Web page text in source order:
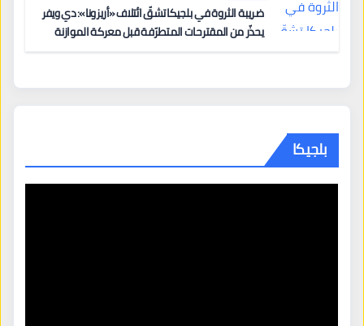
ضريبة الثروة في بلجيكا تشقّ ائتلاف «أريزونا»: دي ويفر
يحذّر من المقترحات المتطرّفة قبل معركة الموازنة
بلجيكا